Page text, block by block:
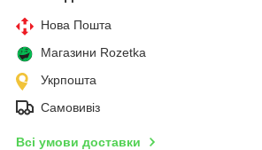
Нова Пошта
Магазини Rozetka
Укрпошта
Самовивіз
Всі умови доставки